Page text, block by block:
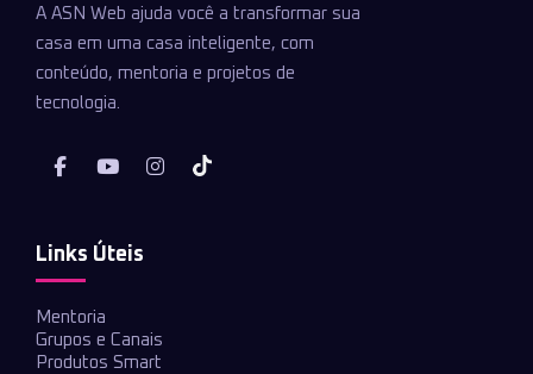
A ASN Web ajuda você a transformar sua
casa em uma casa inteligente, com
conteúdo, mentoria e projetos de
tecnologia.
Links Úteis
Mentoria
Grupos e Canais
Produtos Smart